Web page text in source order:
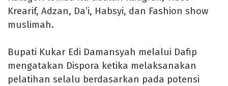
Krearif, Adzan, Da’i, Habsyi, dan Fashion show
muslimah.
Bupati Kukar Edi Damansyah melalui Dafip
mengatakan Dispora ketika melaksanakan
pelatihan selalu berdasarkan pada potensi